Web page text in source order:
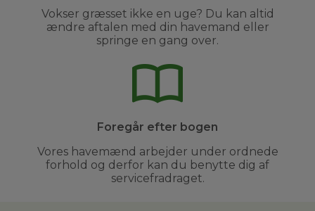
Vokser græsset ikke en uge? Du kan altid
ændre aftalen med din havemand eller
springe en gang over.
Foregår efter bogen
Vores havemænd arbejder under ordnede
forhold og derfor kan du benytte dig af
servicefradraget.